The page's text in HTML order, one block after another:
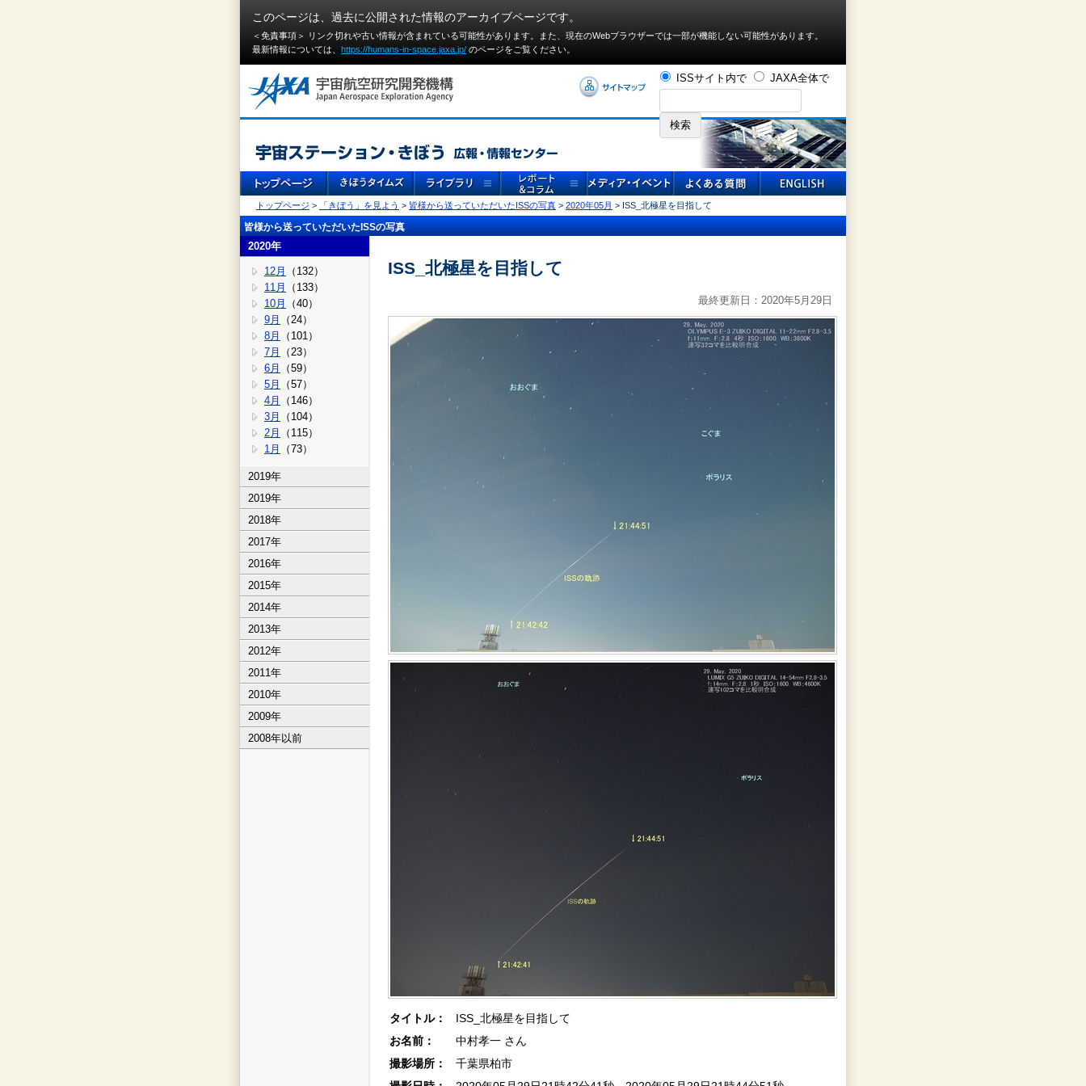
このページは、過去に公開された情報のアーカイブページです。
＜免責事項＞ リンク切れや古い情報が含まれている可能性があります。また、現在のWebブラウザーでは⼀部が機能しない可能性があります。
最新情報については、 https://humans-in-space.jaxa.jp/ のページをご覧ください。
ISSサイト内で JAXA全体で
トップページ > 「きぼう」を見よう > 皆様から送っていただいたISSの写真 > 2020年05月 > ISS_北極星を目指して
皆様から送っていただいたISSの写真
2020年
12月
（132）
11月
（133）
10月
（40）
9月
（24）
8月
（101）
7月
（23）
6月
（59）
5月
（57）
4月
（146）
3月
（104）
2月
（115）
1月
（73）
2019年
2019年
2018年
2017年
2016年
2015年
2014年
2013年
2012年
2011年
2010年
2009年
2008年以前
ISS_北極星を目指して
最終更新日：2020年5月29日
タイトル：
ISS_北極星を目指して
お名前：
中村孝一 さん
撮影場所：
千葉県柏市